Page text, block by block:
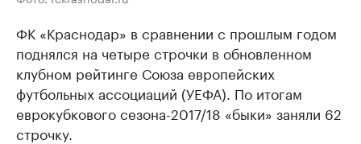
ФК «Краснодар» в сравнении с прошлым годом
поднялся на четыре строчки в обновленном
клубном рейтинге Союза европейских
футбольных ассоциаций (УЕФА). По итогам
еврокубкового сезона-2017/18 «быки» заняли 62
строчку.